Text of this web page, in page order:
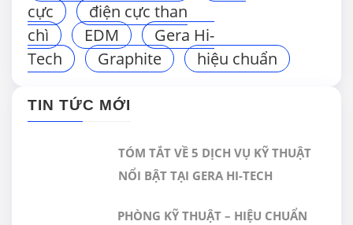
cực
điện cực than
chì
EDM
Gera Hi-
Tech
Graphite hiệu chuẩn
TIN TỨC MỚI
TÓM TẮT VỀ 5 DỊCH VỤ KỸ THUẬT
NỔI BẬT TẠI GERA HI-TECH
PHÒNG KỸ THUẬT – HIỆU CHUẨN